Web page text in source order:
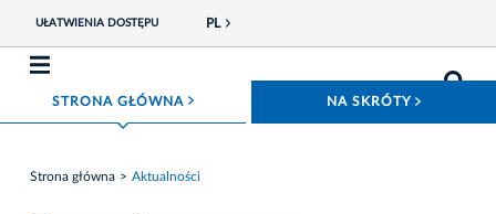
UŁATWIENIA DOSTĘPU PL
STRONA GŁÓWNA ROZWIŃ MENU NA SKRÓTY
Strona główna Aktualności